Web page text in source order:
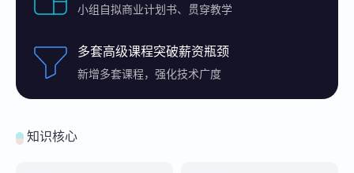
小组自拟商业计划书、贯穿教学
多套高级课程突破薪资瓶颈
新增多套课程，强化技术广度
知识核心